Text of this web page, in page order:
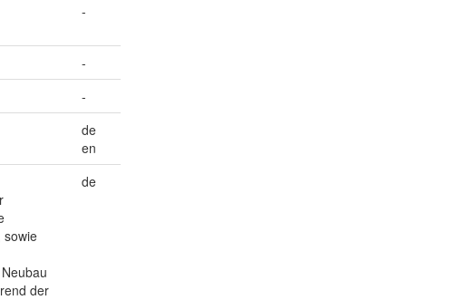
-
-
-
de
en
sowie
der
de